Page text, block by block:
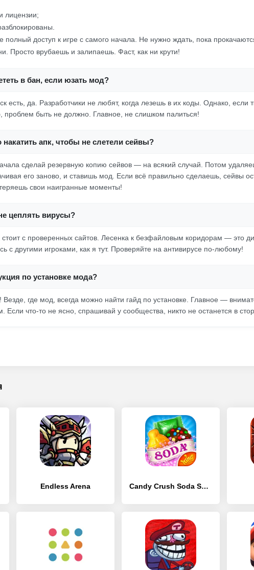
лицензии;
полный доступ к игре с самого начала. Не нужно ждать, пока
Просто врубаешь и залипаешь. Фаст, как ни крути!
в бан, если юзать мод?
есть, да. Разработчики не любят, когда лезешь в их коды. Однако, если
проблем быть не должно. Главное, не слишком палиться!
накатить апк, чтобы не слетели сейвы?
сделай резервную копию сейвов — на всякий случай. Потом
его заново, и ставишь мод. Если всё правильно сделаешь, сейвы
свои наигранные моменты!
цеплять вирусы?
стоит с проверенных сайтов. Лесенка к безфайловым коридорам — это
с другими игроками, как я тут. Проверяйте на антивирусе по-любому!
по установке мода?
Везде, где мод, всегда можно найти гайд по установке. Главное —
Если что-то не ясно, спрашивай у сообщества, никто не останется в
Endless Arena Candy Crush Soda Saga